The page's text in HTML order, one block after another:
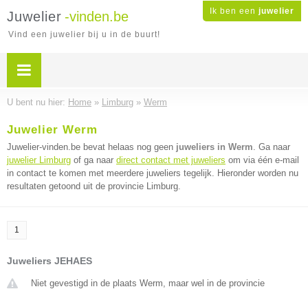
Ik ben een juwelier
Juwelier -vinden.be
Vind een juwelier bij u in de buurt!
U bent nu hier: Home » Limburg » Werm
Juwelier Werm
Juwelier-vinden.be bevat helaas nog geen juweliers in Werm. Ga naar
juwelier Limburg of ga naar direct contact met juweliers om via één e-mail
in contact te komen met meerdere juweliers tegelijk. Hieronder worden nu
resultaten getoond uit de provincie Limburg.
1
Juweliers JEHAES
Niet gevestigd in de plaats Werm, maar wel in de provincie